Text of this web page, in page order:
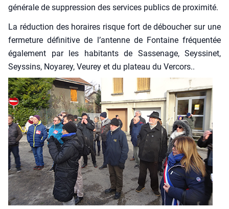
géné­rale de sup­pres­sion des ser­vices publics de proxi­mi­té.
La réduc­tion des horaires risque fort de débou­cher sur une
fer­me­ture défi­ni­tive de l’antenne de Fon­taine fré­quen­tée
éga­le­ment par les habi­tants de Sas­se­nage, Seys­si­net,
Seys­sins, Noya­rey, Veu­rey et du pla­teau du Ver­cors..